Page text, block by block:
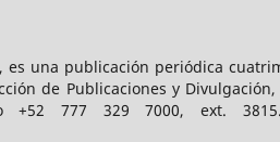
es una publicación periódica
de Publicaciones y
+52 777 329 7000, ext.